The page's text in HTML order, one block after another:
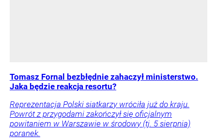
Tomasz Fornal bezbłędnie zahaczył ministerstwo.
Jaka będzie reakcja resortu?
Reprezentacja Polski siatkarzy wróciła już do kraju.
Powrót z przygodami zakończył się oficjalnym
powitaniem w Warszawie w środowy (tj. 5 sierpnia)
poranek.